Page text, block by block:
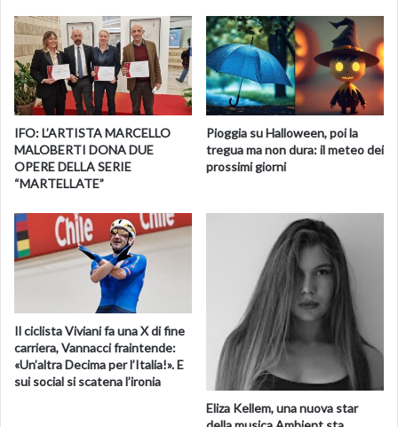
IFO: L’ARTISTA MARCELLO
MALOBERTI DONA DUE
OPERE DELLA SERIE
“MARTELLATE”
Pioggia su Halloween, poi la
tregua ma non dura: il meteo dei
prossimi giorni
Il ciclista Viviani fa una X di fine
carriera, Vannacci fraintende:
«Un’altra Decima per l’Italia!». E
sui social si scatena l’ironia
Eliza Kellem, una nuova star